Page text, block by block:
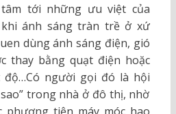
tới những ưu việt của
ánh sáng tràn trề ở xứ
dùng ánh sáng điện, gió
thay bằng quạt điện hoặc
độ…Có người gọi đó là hội
trong nhà ở đô thị, nhờ